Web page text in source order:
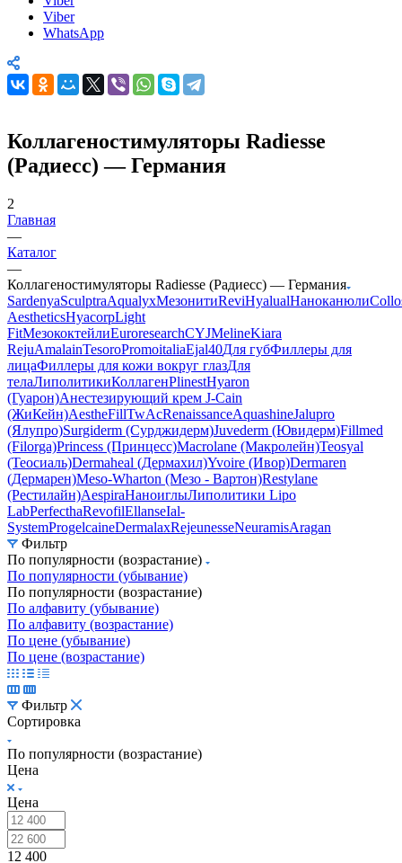
Viber
Viber
Коллагеностимуляторы Radiesse
(Радиесс) — Германия
2
Главная
—
Каталог
—
Коллагеностимуляторы Radiesse (Радиесс) — Германия
SardenyaSculptraAqualyx
AestheticsHyacorpLight
FitМезококтейлиEuroresearchCYJMelineKiara
RejuAmalainTesoro PromoitaliaEjal40Для губ
лицаФиллеры для кожи вокруг глазДля
телаЛиполитикиКоллаген PlinestHyaron
(Гуарон)Анестезирующий крем J-Cain
(ЖиКейн)AestheFillTwAcRenaissanceAquashineJalupro
(Ялупро)Surgiderm (Сурджидерм)Juvederm (Ювидерм)Fillmed
(Filorga)Princess (Принцесс)Macrolane (Макролейн)Teosyal
(Теосиаль)Dermaheal (Дермахил)Yvoire (Ивор)Dermaren
(Дермарен)Meso-Wharton (Мезо - Вартон)Restylane
(Рестилайн)AespiraНаноиглы
LabPerfecthaRevofilEllanseIal-
SystemProgelcaine
Фильтр
По популярности (возрастание)
По популярности (убывание)
По популярности (возрастание)
По алфавиту (убывание)
По алфавиту (возрастание)
По цене (убывание)
По цене (возрастание)
Фильтр
Сортировка
По популярности (возрастание)
Цена
Цена